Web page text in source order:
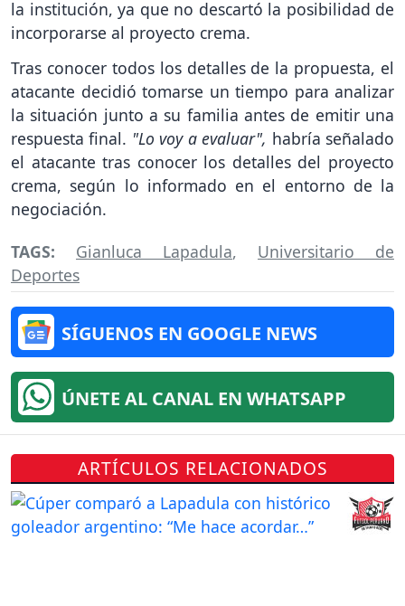
la institución, ya que no descartó la posibilidad de
incorporarse al proyecto crema.
Tras conocer todos los detalles de la propuesta, el
atacante decidió tomarse un tiempo para analizar
la situación junto a su familia antes de emitir una
respuesta final. "Lo voy a evaluar", habría señalado
el atacante tras conocer los detalles del proyecto
crema, según lo informado en el entorno de la
negociación.
TAGS: Gianluca Lapadula, Universitario de
Deportes
SÍGUENOS EN GOOGLE NEWS
ÚNETE AL CANAL EN WHATSAPP
ARTÍCULOS RELACIONADOS